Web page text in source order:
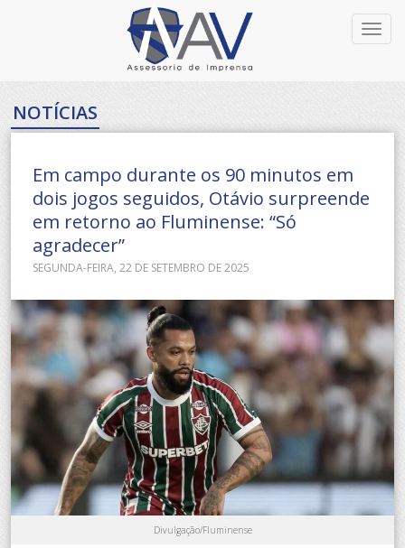
NOTÍCIAS
Em campo durante os 90 minutos em
dois jogos seguidos, Otávio surpreende
em retorno ao Fluminense: “Só
agradecer”
SEGUNDA-FEIRA, 22 DE SETEMBRO DE 2025
Divulgação/Fluminense